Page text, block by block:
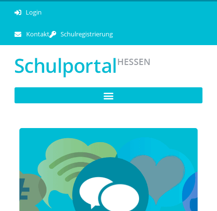
Login
Kontakt Schulregistrierung